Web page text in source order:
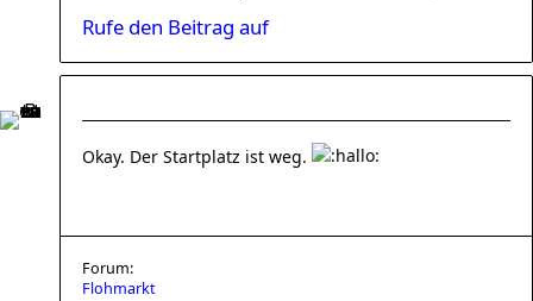
Rufe den Beitrag auf
Okay. Der Startplatz ist weg.
Forum:
Flohmarkt